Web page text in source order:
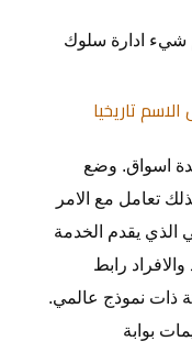
شيء ادارة سلوك
تاريخيا
اسواق. وضع
تعامل مع الامر
الذي يقدم الخدمة
رابط
ذات نموذج عالمي.
بوابة